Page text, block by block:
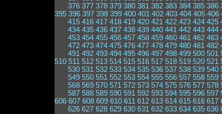
376 377 378 379 380 381 382 383 384 385 386
395 396 397 398 399 400 401 402 403 404 405 406
415 416 417 418 419 420 421 422 423 424 425
434 435 436 437 438 439 440 441 442 443 444
453 454 455 456 457 458 459 460 461 462 463
472 473 474 475 476 477 478 479 480 481 482
491 492 493 494 495 496 497 498 499 500 501
510 511 512 513 514 515 516 517 518 519 520 521
530 531 532 533 534 535 536 537 538 539 540
549 550 551 552 553 554 555 556 557 558 559
568 569 570 571 572 573 574 575 576 577 578
587 588 589 590 591 592 593 594 595 596 597
606 607 608 609 610 611 612 613 614 615 616 617
626 627 628 629 630 631 632 633 634 635 636